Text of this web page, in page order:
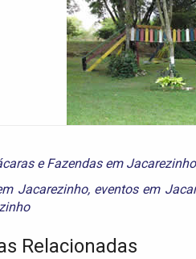
e Fazendas em Jacarezinho
Jacarezinho, eventos em
Relacionadas